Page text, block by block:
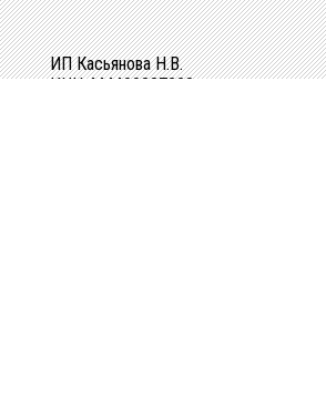
ИП Касьянова Н.В.
ИНН 444400337228